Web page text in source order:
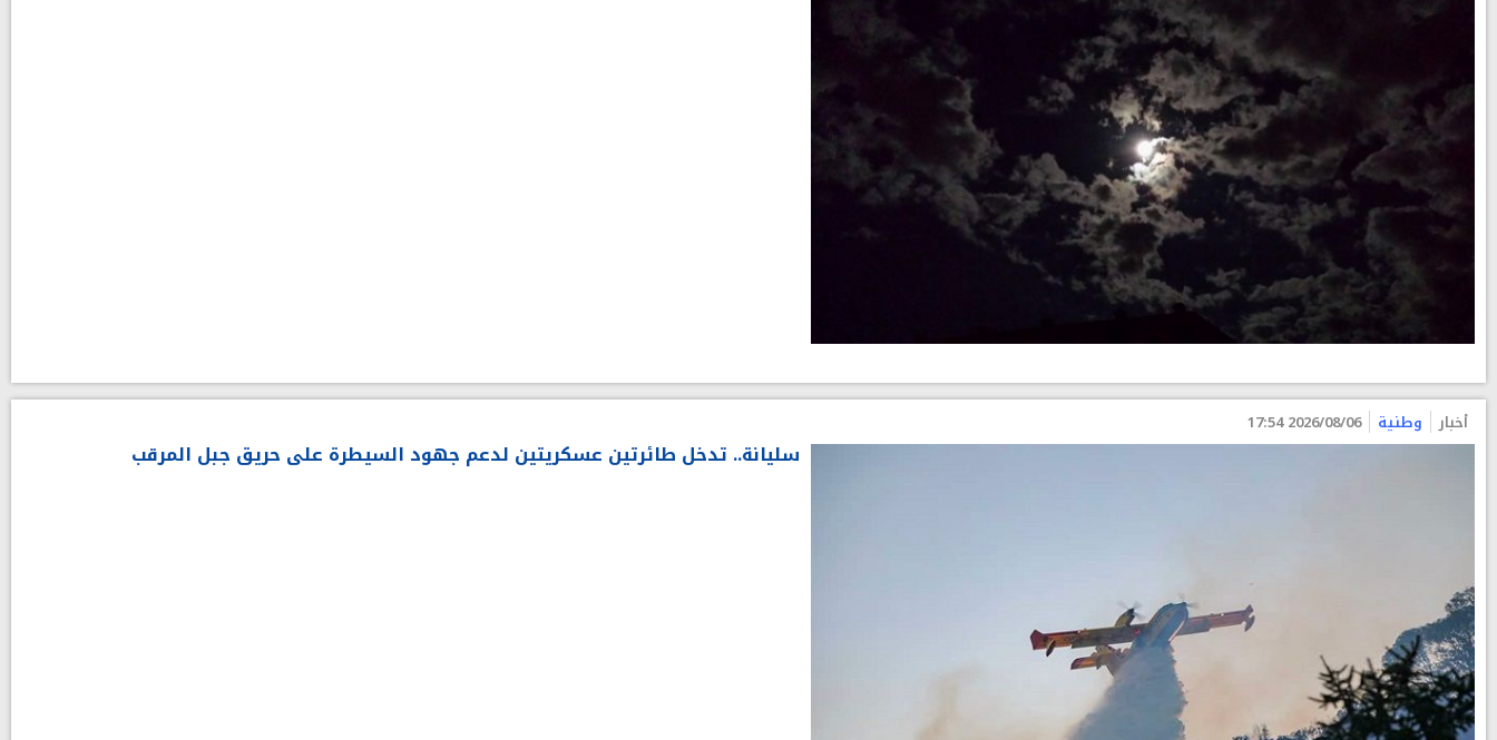
أخبار وطنية 2026/08/06 17:54
سليانة.. تدخل طائرتين عسكريتين لدعم جهود السيطرة على حريق جبل المرقب